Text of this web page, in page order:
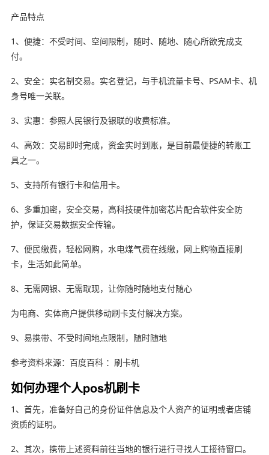
产品特点
1、便捷：不受时间、空间限制，随时、随地、随心所欲完成支
付。
2、安全：实名制交易。实名登记，与手机流量卡号、PSAM卡、机
身号唯一关联。
3、实惠：参照人民银行及银联的收费标准。
4、高效：交易即时完成，资金实时到账，是目前最便捷的转账工
具之一。
5、支持所有银行卡和信用卡。
6、多重加密，安全交易，高科技硬件加密芯片配合软件安全防
护，保证交易数据安全传输。
7、便民缴费，轻松网购，水电煤气费在线缴，网上购物直接刷
卡，生活如此简单。
8、无需网银、无需取现，让你随时随地支付随心
为电商、实体商户提供移动刷卡支付解决方案。
9、易携带、不受时间地点限制，随时随地
参考资料来源：百度百科 ：刷卡机
如何办理个人pos机刷卡
1、首先，准备好自己的身份证件信息及个人资产的证明或者店铺
资质的证明。
2、其次，携带上述资料前往当地的银行进行寻找人工接待窗口。